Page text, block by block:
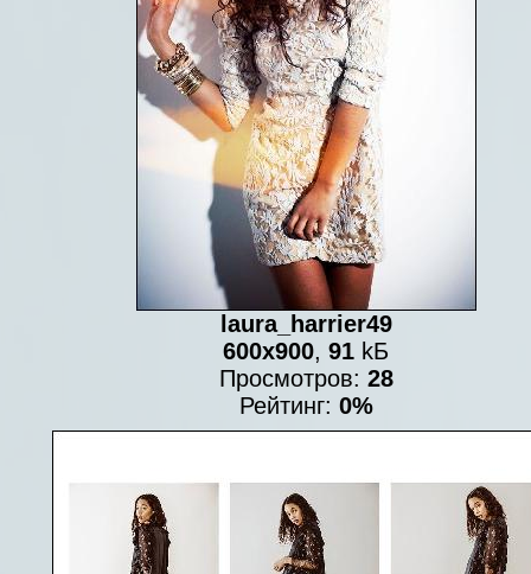
laura_harrier49
600x900,91 kБ
Просмотров: 28
Рейтинг: 0%